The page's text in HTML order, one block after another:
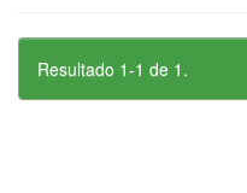
Resultado 1-1 de 1.